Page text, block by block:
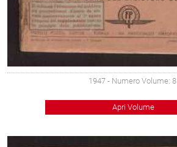
1947 - Numero Volume: 8
Apri Volume